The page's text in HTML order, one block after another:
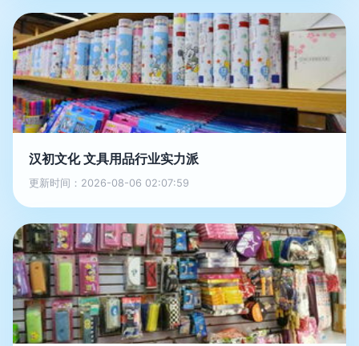
汉初文化 文具用品行业实力派
更新时间：2026-08-06 02:07:59